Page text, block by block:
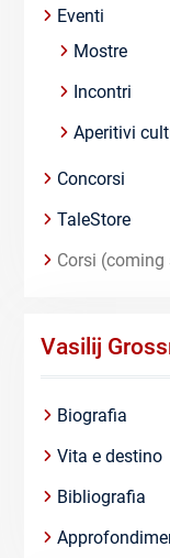
Eventi
Mostre
Incontri
Aperitivi
Concorsi
TaleStore
Corsi (coming
Vasilij
Biografia
Vita e destino
Bibliografia